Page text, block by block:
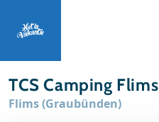
Landen
TCS Camping Flims
Flims (Graubünden)